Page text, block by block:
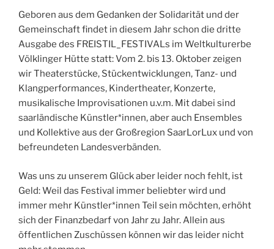
Geboren aus dem Gedanken der Solidarität und der
Gemeinschaft findet in diesem Jahr schon die dritte
Ausgabe des FREISTIL_FESTIVALs im Weltkulturerbe
Völklinger Hütte statt: Vom 2. bis 13. Oktober zeigen
wir Theaterstücke, Stückentwicklungen, Tanz- und
Klangperformances, Kindertheater, Konzerte,
musikalische Improvisationen u.v.m. Mit dabei sind
saarländische Künstler*innen, aber auch Ensembles
und Kollektive aus der Großregion SaarLorLux und von
befreundeten Landesverbänden.
Was uns zu unserem Glück aber leider noch fehlt, ist
Geld: Weil das Festival immer beliebter wird und
immer mehr Künstler*innen Teil sein möchten, erhöht
sich der Finanzbedarf von Jahr zu Jahr. Allein aus
öffentlichen Zuschüssen können wir das leider nicht